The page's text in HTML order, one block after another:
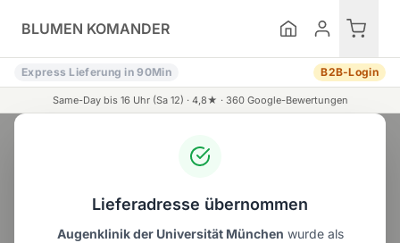
BLUMEN KOMANDER
Express Lieferung in 90Min B2B-Login
Same-Day bis 16 Uhr (Sa 12) · 4,8★ · 360Google-Bewertungen
Lieferadresse übernommen
Augenklinik der Universität München wurde als
Unser Angebot Alle Blumen Rosensträuße